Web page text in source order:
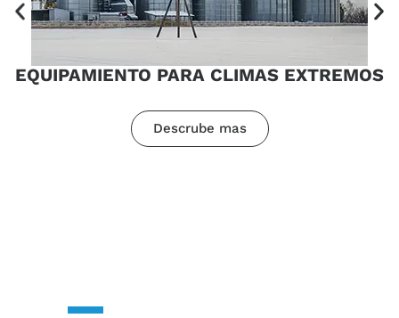
EQUIPAMIENTO PARA CLIMAS EXTREMOS
Descrube mas